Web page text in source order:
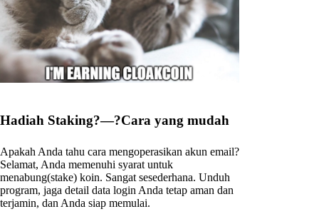
Hadiah Staking?—?Cara yang mudah
Apakah Anda tahu cara mengoperasikan akun email?
Selamat, Anda memenuhi syarat untuk
menabung(stake) koin. Sangat sesederhana. Unduh
program, jaga detail data login Anda tetap aman dan
terjamin, dan Anda siap memulai.